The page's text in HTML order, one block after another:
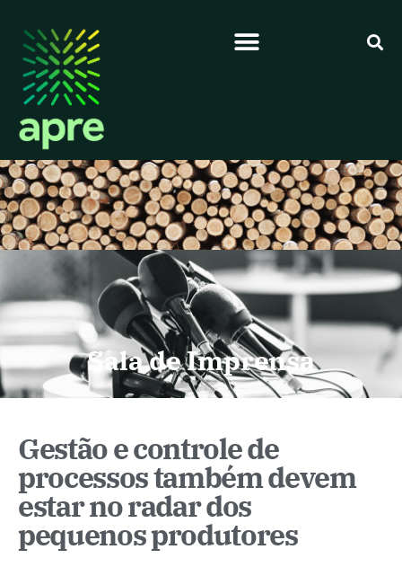
Sala de Imprensa
Gestão e controle de
processos também devem
estar no radar dos
pequenos produtores